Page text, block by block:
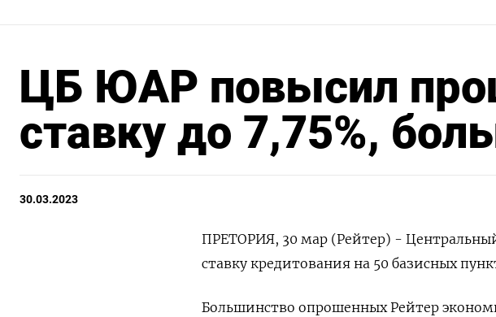
ЦБ ЮАР повысил
ставку до 7,75%,
30.03.2023
ПРЕТОРИЯ, 30 мар (Рейтер) -
ставку кредитования на 50 базисных
Большинство опрошенных Рейтер